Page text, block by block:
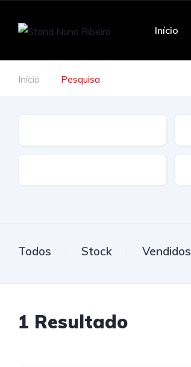
Início
Início Pesquisa
Todos Stock Vendidos
1 Resultado